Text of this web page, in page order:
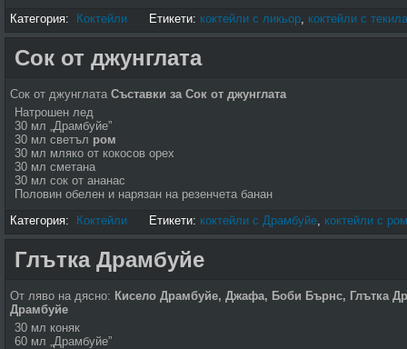
Категория:
Коктейли Етикети: коктейли с ликьор, коктейли с текила
Сок от джунглата
Сок от джунглата Съставки за Сок от джунглата
Натрошен лед
30 мл „Драмбуйе”
30 мл светъл ром
30 мл мляко от кокосов орех
30 мл сметана
30 мл сок от ананас
Половин обелен и нарязан на резенчета банан
Категория:
Коктейли Етикети: коктейли с Драмбуйе, коктейли с ром
Глътка Драмбуйе
От ляво на дясно: Кисело Драмбуйе, Джафа, Боби Бърнс, Глътка
Драмбуйе
30 мл коняк
60 мл „Драмбуйе”